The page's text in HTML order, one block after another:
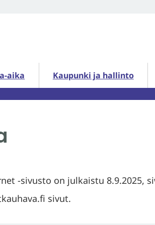
aika
aika alasivutKaupunki ja hallinto
Kaupunki ja hallinto alasivut
-sivusto on julkaistu 8.9.2025,
sivut.